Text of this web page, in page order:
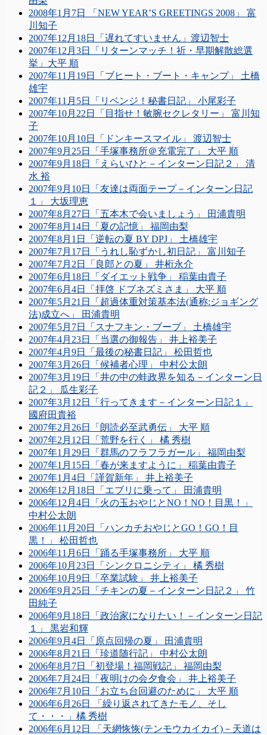
2008年1月7日 「NEW YEAR’S GREETINGS 2008」 富
川知子
2007年12月18日「遅れてすいません」渡辺智士
2007年12月3日「リターンマッチ！祈・早期解散総選
挙」大平 順
2007年11月19日「ブヒート・ブート・キャンプ」 土橋
雄宇
2007年11月5日「リベンジ！秘書日記」 小尾彩子
2007年10月22日「目指せ！敏腕セクレタリー」 富川知
子
2007年10月10日「ドンキースマイル」 渡辺智士
2007年9月25日「手塚事務所＠充電完了」 大平 順
2007年9月18日「えらいひと－インターン日記２」 清
水 裕
2007年9月10日「友達は両面テープ－インターン日記
１」 大坂理恵
2007年8月27日「五本木で会いましょう」 田浦貴明
2007年8月14日「夏の記憶」 福岡由梨
2007年8月1日「逆転の夏 BY DPJ」 土橋雄宇
2007年7月17日「うれし恥ずかし初日記」 富川知子
2007年7月2日「良郎との夏」 井桁永介
2007年6月18日「ダイエット戦争」 稲葉由貴子
2007年6月4日「拝啓 ドブネズミさま」 大平 順
2007年5月21日「超過体重対策基本法(通称:ジョギング
法)成立へ」 田浦貴明
2007年5月7日「スナフキン・ブーブ」 土橋雄宇
2007年4月23日「当選の御報告」 井上裕美子
2007年4月9日「最後の秘書日記」 松田哲也
2007年3月26日「候補者心理」 中村公太朗
2007年3月19日「井の中の蛙政界を知る－インターン日
記２」 瓜生彩子
2007年3月12日「行ってきます－インターン日記１」
國府田貴裕
2007年2月26日「朗読必至武勇伝」 大平 順
2007年2月12日「荒野を行く」 橘 秀樹
2007年1月29日「群馬のフラフラガール」 福岡由梨
2007年1月15日「春が来ますように」 稲葉由貴子
2007年1月4日「謹賀新年」 井上裕美子
2006年12月18日「エブリに乗って」 田浦貴明
2006年12月4日「火の玉おやじとNO！NO！目黒！」
中村公太朗
2006年11月20日「ハンカチおやじとGO！GO！目
黒！」 松田哲也
2006年11月6日「踊る手塚事務所」 大平 順
2006年10月23日「シンクロニシティ」 橘 秀樹
2006年10月9日「卒業試験」 井上裕美子
2006年9月25日「チキンの夏－インターン日記２」 竹
田純子
2006年9月18日「政治家になりたい！－インターン日記
１」 黒岩和輝
2006年9月4日「原点回帰の夏」 田浦貴明
2006年8月21日「珍道随行記」 中村公太朗
2006年8月7日「初登場！福岡戦記」 福岡由梨
2006年7月24日「夜明けの会夕食会」 井上裕美子
2006年7月10日「お立ち台回避のために」 大平 順
2006年6月26日 「繰り返されてきたモノ、そし
て・・・」橘 秀樹
2006年6月12日 「天網恢恢(テンモウカイカイ)－天道は